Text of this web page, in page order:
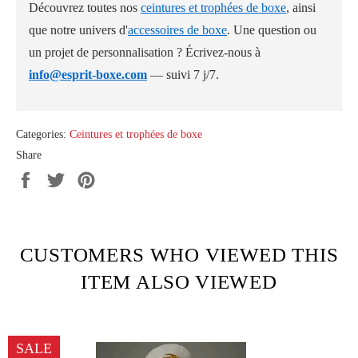
Découvrez toutes nos ceintures et trophées de boxe, ainsi
que notre univers d'accessoires de boxe. Une question ou
un projet de personnalisation ? Écrivez-nous à
info@esprit-boxe.com — suivi 7 j/7.
Categories: Ceintures et trophées de boxe
Share
Share
Tweet
CUSTOMERS WHO VIEWED THIS
ITEM ALSO VIEWED
SALE